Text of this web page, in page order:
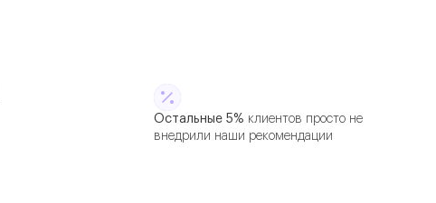
Остальные 5% клиентов просто не
внедрили наши рекомендации